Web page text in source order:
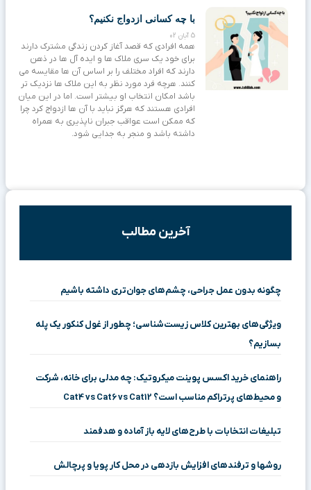
با چه کسانی ازدواج نکنیم؟
5 آبان 02
همه افرادی که قصد آغاز کردن زندگی مشترک دارند
برای خود یک سری ملاک ها و ایده آل ها در ذهن
دارند که افراد مختلف را بر اساس آن ها مقایسه می
کنند. هرچه فرد مورد نظر به این ملاک ها نزدیک تر
باشد امکان انتخاب او بیشتر است. اما در این میان
افرادی هستند که هرگز نباید با آن ها ازدواج کرد چرا
که ممکن است عواقب جبران ناپذیری به همراه
داشته باشد و منجر به جدایی شود.
آخرین مطالب
چگونه بدون عمل جراحی، چشم‌های جوان‌تری داشته باشیم
ویژگی‌های بهترین کلاس زیست‌شناسی؛ چطور از غول کنکور یک پله
بسازیم؟
راهنمای خرید اکسس پوینت میکروتیک: چه مدلی برای خانه، شرکت
و محیط‌های پرتراکم مناسب است؟ Cat4 vs Cat6 vs Cat12
تبلیغات انتخابات با طرح‌های لایه باز آماده و هدفمند
روشها و ترفندهای افزایش بازدهی در محل کار پویا و پرچالش